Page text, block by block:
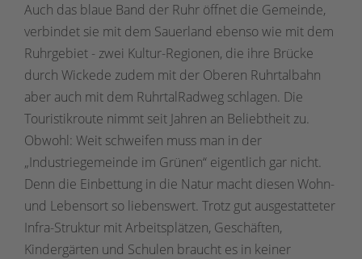
Auch das blaue Band der Ruhr öffnet die Gemeinde,
verbindet sie mit dem Sauerland ebenso wie mit dem
Ruhrgebiet - zwei Kultur-Regionen, die ihre Brücke
durch Wickede zudem mit der Oberen Ruhrtalbahn
aber auch mit dem RuhrtalRadweg schlagen. Die
Touristikroute nimmt seit Jahren an Beliebtheit zu.
Obwohl: Weit schweifen muss man in der
„Industriegemeinde im Grünen“ eigentlich gar nicht.
Denn die Einbettung in die Natur macht diesen Wohn-
und Lebensort so liebenswert. Trotz gut ausgestatteter
Infra-Struktur mit Arbeitsplätzen, Geschäften,
Kindergärten und Schulen braucht es in keiner